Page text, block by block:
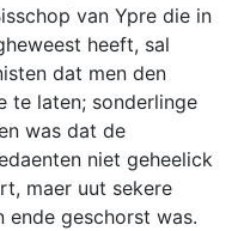
van Ypre die in
heeft, sal
dat men den
te laten; sonderlinge
was dat de
niet geheelick
maer uut sekere
geschorst was.